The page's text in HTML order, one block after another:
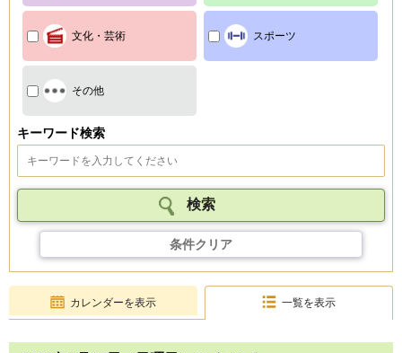
文化・芸術 スポーツ
その他
キーワード検索
条件クリア
カレンダーを表示 一覧を表示